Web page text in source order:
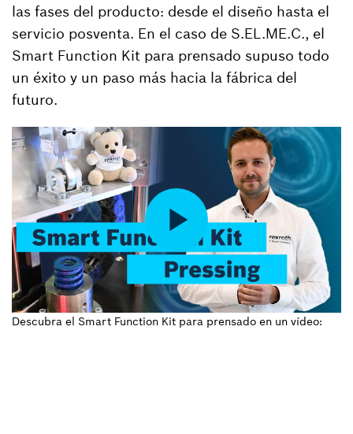
las fases del producto: desde el diseño hasta el
servicio posventa. En el caso de S.EL.ME.C., el
Smart Function Kit para prensado supuso todo
un éxito y un paso más hacia la fábrica del
futuro.
Descubra el Smart Function Kit para prensado en un vídeo: